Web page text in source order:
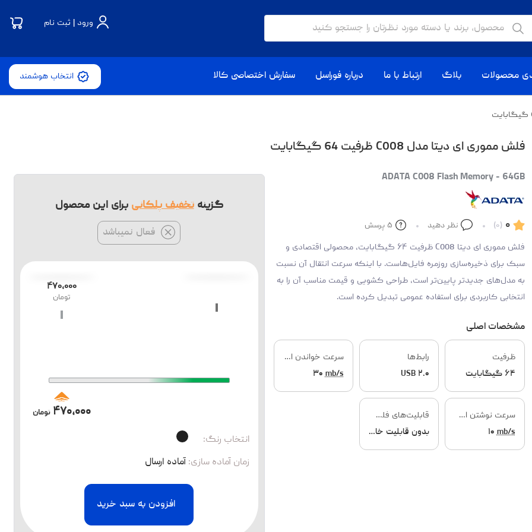
ورود | ثبت نام
محصولات بلاگ ارتباط با ما درباره فوراسل سفارش اختصاصی کالا انتخاب هوشمند
فلش مموری ای دیتا مدل C008 ظرفیت 64 گیگابایت
ADATA C008 Flash Memory - 64GB
۰ (۰) نظر دهید ۵ پرسش
فلش مموری ای دیتا C008 ظرفیت ۶۴ گیگابایت، محصولی اقتصادی و
سبک برای ذخیره‌سازی روزمره فایل‌هاست. با اینکه سرعت انتقال آن نسبت
به مدل‌های جدیدتر پایین‌تر است، طراحی کشویی و قیمت مناسب آن را به
انتخابی کاربردی برای استفاده عمومی تبدیل کرده است.
مشخصات اصلی
ظرفیت
۶۴ گیگابایت
رابط‌ها
USB ۲.۰
سرعت خواندن اطلاعات
۳۰mb/s
سرعت نوشتن اطلاعات
۱۰mb/s
قابلیت‌های فلش مموری
بدون قابلیت خاص
گزینهتخفیف پلکانی برای این محصول
فعال نمیباشد
۴۷۰،۰۰۰
تومان
۴۷۰،۰۰۰ تومان
انتخاب رنگ:
زمان آماده سازی: آماده ارسال
افزودن به سبد خرید